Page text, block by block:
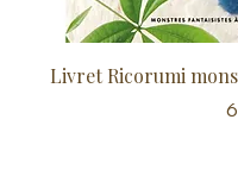
Livret Ricorumi